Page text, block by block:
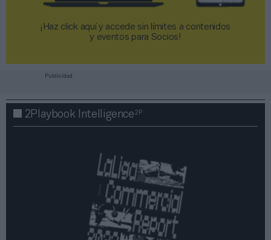
¡Haz click aquí y accede sin límites a contenidos
y eventos para Socios!​​​​​​​
Publicidad
2Playbook Intelligence2P